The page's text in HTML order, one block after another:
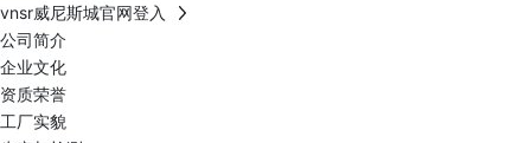
vnsr威尼斯城官网登入
公司简介
企业文化
资质荣誉
工厂实貌